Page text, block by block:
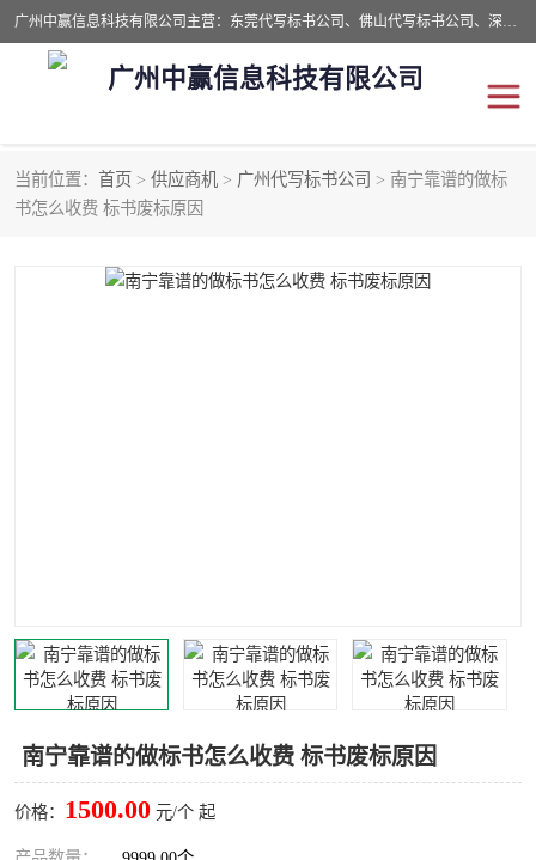
广州中赢信息科技有限公司主营：东莞代写标书公司、佛山代写标书公司、深圳代写标书公司等,食品类标书、工程类类标书,经验丰富的标书制作团队,24小时加急服务,多对一服务。
广州中赢信息科技有限公司
当前位置： 首页 > 供应商机 > 广州代写标书公司 > 南宁靠谱的做标
书怎么收费 标书废标原因
南宁靠谱的做标书怎么收费 标书废标原因
价格： 1500.00 元/个 起
东莞代写标书公司
深圳代写标书公司 广州代写标书公司